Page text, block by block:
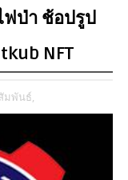
ป่า ช้อปรูป
NFT
มพันธ์,